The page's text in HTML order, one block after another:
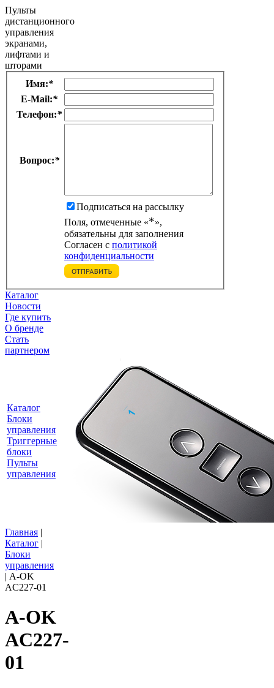
Пульты
дистанционного
управления
экранами,
лифтами и
шторами
Имя:*
E-Mail:*
Телефон:*
Вопрос:*
Подписаться на рассылку
Поля, отмеченные «*»,
обязательны для заполнения
Согласен с политикой
конфиденциальности
Каталог
Новости
Где купить
О бренде
Стать
партнером
Каталог
Блоки
управления
Триггерные
блоки
Пульты
управления
Главная |
Каталог |
Блоки
управления
| A-OK
AC227-01
A-OK
AC227-
01